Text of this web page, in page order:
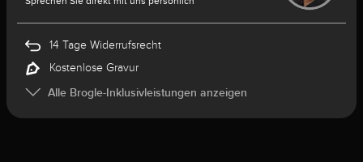
14 Tage Widerrufsrecht
Kostenlose Gravur
Alle Brogle-Inklusivleistungen anzeigen